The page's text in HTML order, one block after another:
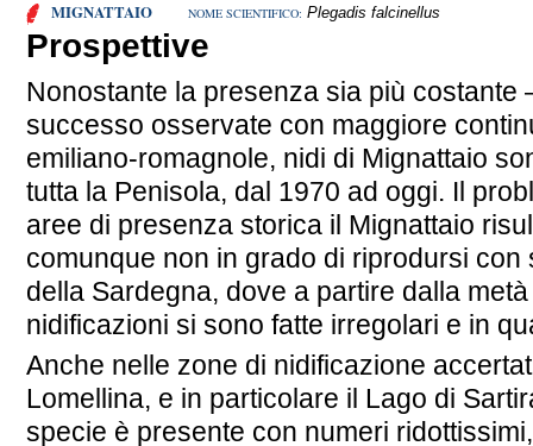
MIGNATTAIO NOME SCIENTIFICO: Plegadis falcinellus
Prospettive
Nonostante la presenza sia più costante
successo osservate con maggiore
emiliano-romagnole, nidi di Mignattaio
tutta la Penisola, dal 1970 ad oggi. Il
aree di presenza storica il Mignattaio
comunque non in grado di riprodursi
della Sardegna, dove a partire dalla
nidificazioni si sono fatte irregolari e in
Anche nelle zone di nidificazione
Lomellina, e in particolare il Lago di
specie è presente con numeri